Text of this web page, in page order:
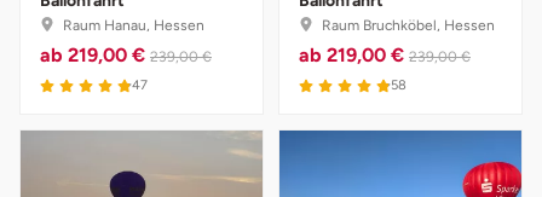
Raum Hanau, Hessen
ab 219,00 € 239,00 €
47
Raum Bruchköbel, Hessen
ab 219,00 € 239,00 €
58
Münster
Oberlausitz
Sangerhausen